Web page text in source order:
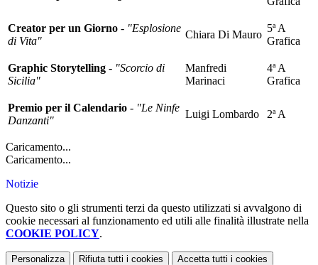
Creator per un Giorno - "Esplosione
di Vita"
Chiara Di Mauro
5ª A
Grafica
Graphic Storytelling - "Scorcio di
Sicilia"
Manfredi
Marinaci
4ª A
Grafica
Premio per il Calendario - "Le Ninfe
Danzanti"
Luigi Lombardo 2ª A
Caricamento...
Caricamento...
Notizie
Questo sito o gli strumenti terzi da questo utilizzati si avvalgono di
cookie necessari al funzionamento ed utili alle finalità illustrate nella
COOKIE POLICY.
Personalizza Rifiuta tutti i cookies Accetta tutti i cookies